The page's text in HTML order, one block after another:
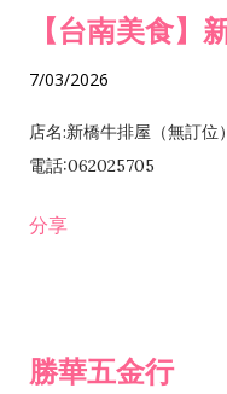
【台南美食】
7/03/2026
店名:新橋牛排屋（無訂
電話:062025705
分享
勝華五金行